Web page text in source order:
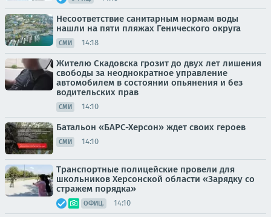
Несоответствие санитарным нормам воды
нашли на пяти пляжах Генического округа
СМИ 14:18
Жителю Скадовска грозит до двух лет лишения
свободы за неоднократное управление
автомобилем в состоянии опьянения и без
водительских прав
СМИ 14:10
Батальон «БАРС-Херсон» ждет своих героев
СМИ 14:10
Транспортные полицейские провели для
школьников Херсонской области «Зарядку со
стражем порядка»
ОФИЦ. 14:10